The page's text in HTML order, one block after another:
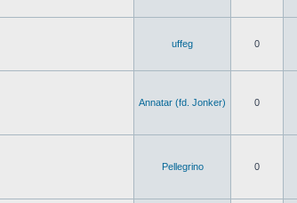
uffeg 0
Annatar (fd. Jonker) 0
Pellegrino 0